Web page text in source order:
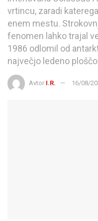
vrtincu, zaradi
enem mestu.
fenomen lahko trajal
1986 odlomil od
največjo ledeno
Avtor I.R. 16/08/